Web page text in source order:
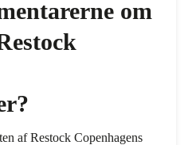
om
af Restock Copenhagens